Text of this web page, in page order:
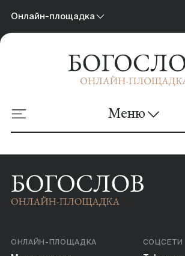
Онлайн-площадка
Богословский портал
Онлайн-площадка Меню
Мероприятия
О площадке
Мероприятия
О площадке
Архив
ОНЛАЙН-ПЛОЩАДКА СОЦСЕТИ